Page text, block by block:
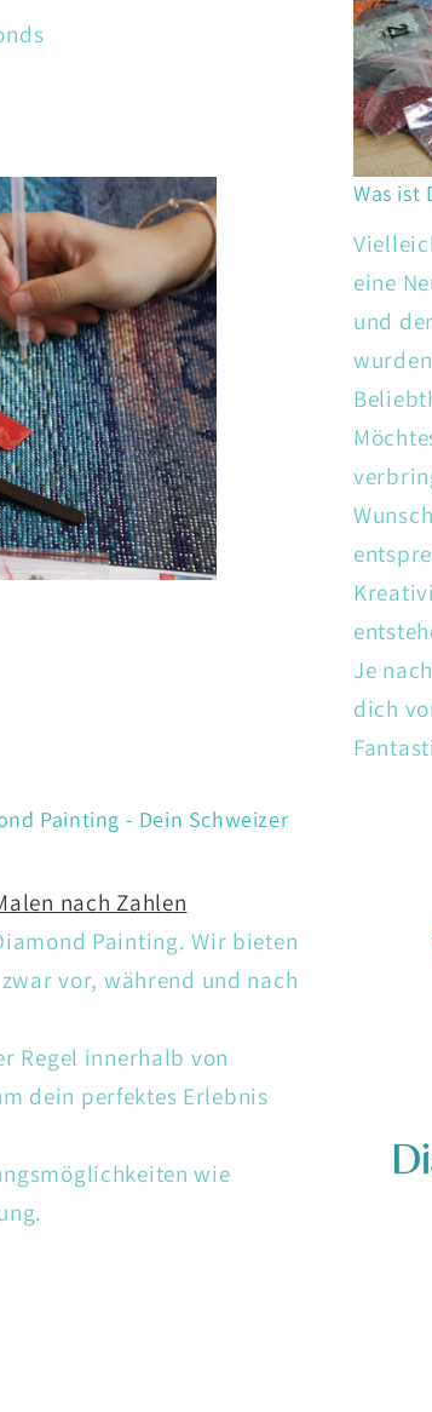
Was ist
eine
und
Je
dich
Painting - Dein Schweizer
nach Zahlen
Painting. Wir bieten
vor, während und nach
Regel innerhalb von
dein perfektes Erlebnis
wie